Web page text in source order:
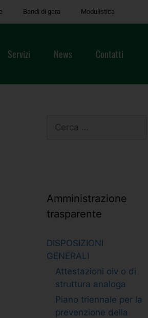
Bandi di gara Modulistica
Servizi News Contatti
Amministrazione
trasparente
DISPOSIZIONI
GENERALI
Attestazioni oiv o di
struttura analoga
Piano triennale per la
prevenzione della